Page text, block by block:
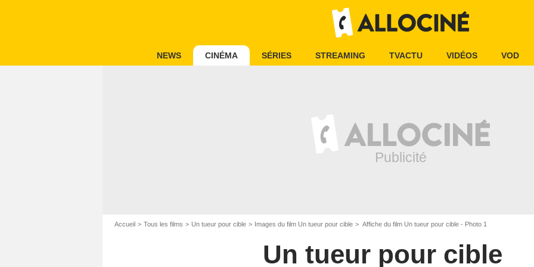
NEWS CINÉMA SÉRIES STREAMING TVACTU VIDÉOS VOD
Accueil Tous les films Un tueur pour cible Images du film Un tueur pour cible Affiche du film Un tueur pour cible - Photo 1
Un tueur pour cible